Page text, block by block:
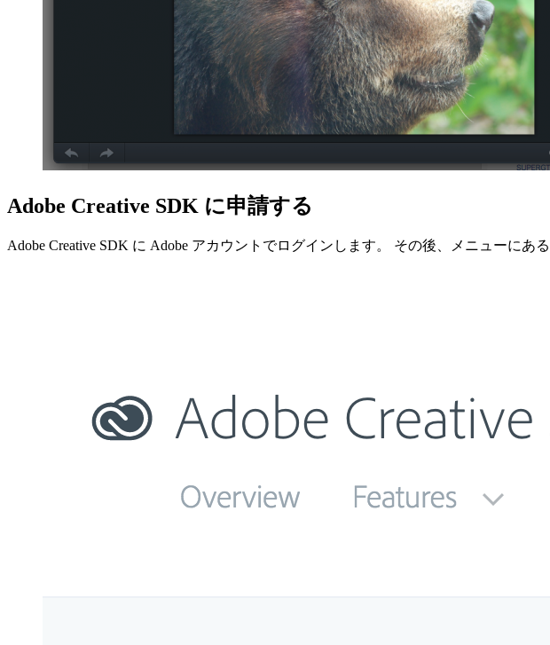
Adobe Creative SDK に申請する
Adobe Creative SDK に Adobe アカウントでログインします。 その後、メニューにあ